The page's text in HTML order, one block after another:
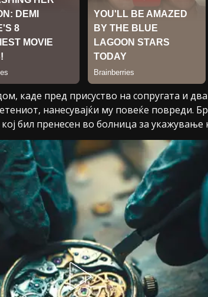
каде пред присуство на сопругата и
нанесувајќи му повеќе повреди.
бил пренесен во болница за